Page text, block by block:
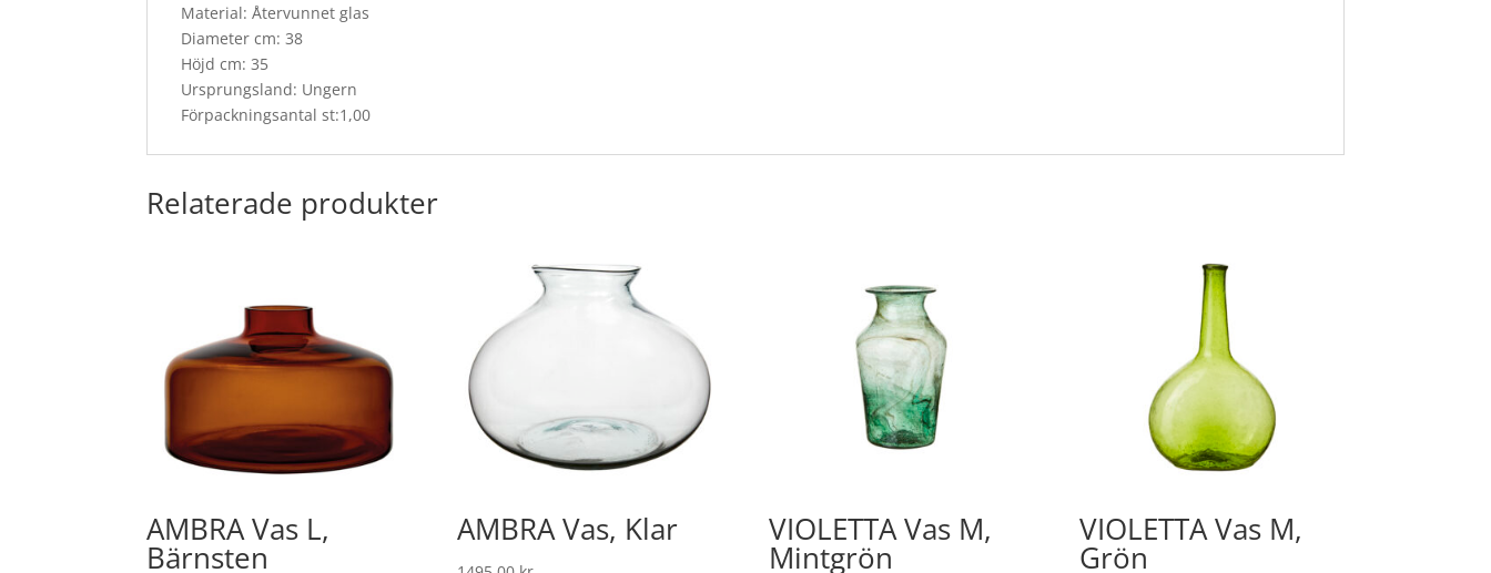
Material: Återvunnet glas
Diameter cm: 38
Höjd cm: 35
Ursprungsland: Ungern
Förpackningsantal st:1,00
Relaterade produkter
AMBRA Vas L,
Bärnsten
AMBRA Vas, Klar VIOLETTA Vas M,
Mintgrön
VIOLETTA Vas M,
Grön